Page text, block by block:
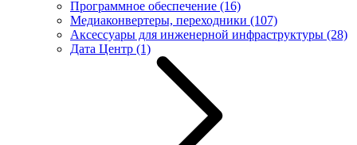
Программное обеспечение (16)
Медиаконвертеры, переходники (107)
Аксессуары для инженерной инфраструктуры (28)
Дата Центр (1)